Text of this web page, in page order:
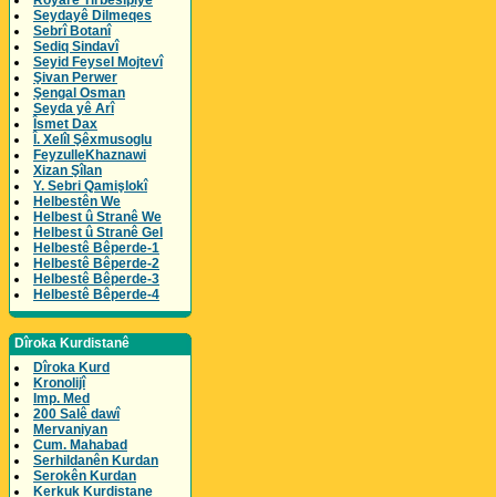
Seydayê Dilmeqes
Sebrî Botanî
Sediq Sindavî
Seyid Feysel Mojtevî
Şivan Perwer
Şengal Osman
Seyda yê Arî
Îsmet Dax
Î. Xelîl Şêxmusoglu
FeyzulleKhaznawi
Xizan Şîlan
Y. Sebri Qamişlokî
Helbestên We
Helbest û Stranê We
Helbest û Stranê Gel
Helbestê Bêperde-1
Helbestê Bêperde-2
Helbestê Bêperde-3
Helbestê Bêperde-4
Dîroka Kurdistanê
Dîroka Kurd
Kronolijî
Imp. Med
200 Salê dawî
Mervaniyan
Cum. Mahabad
Serhildanên Kurdan
Serokên Kurdan
Kerkuk Kurdistane